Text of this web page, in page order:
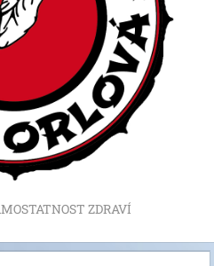
ZDRAVÍ